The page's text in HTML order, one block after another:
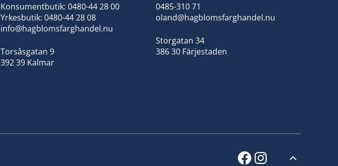
Konsumentbutik: 0480-44 28 00
Yrkesbutik: 0480-44 28 08
info@hagblomsfarghandel.nu
Torsåsgatan 9
392 39 Kalmar
0485-310 71
oland@hagblomsfarghandel.nu
Storgatan 34
386 30 Färjestaden
facebook
instagram